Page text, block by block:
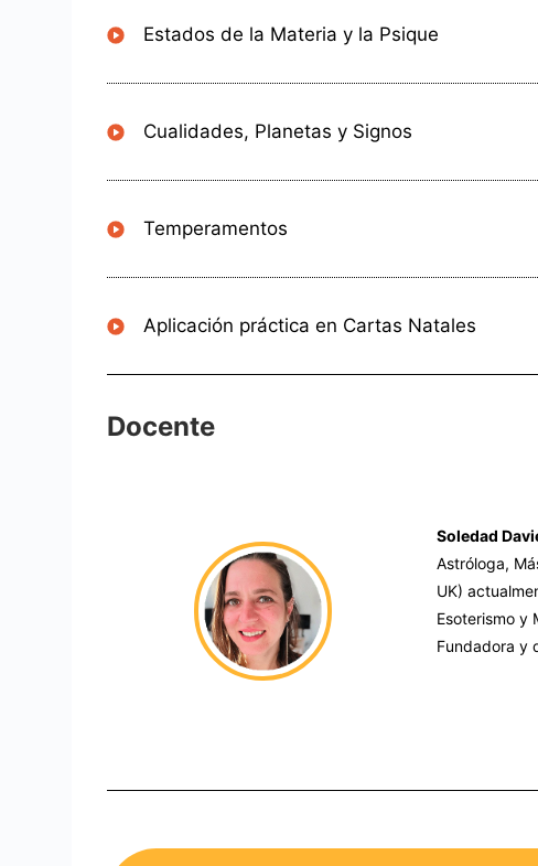
Estados de la Materia y la Psique
Cualidades, Planetas y Signos
Temperamentos
Aplicación práctica en Cartas Natales
Docente
Soledad
Astróloga,
UK)
Esoterismo y
Fundadora y